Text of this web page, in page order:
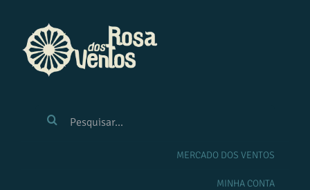
conteúdo
RESULTADOS
MERCADO DOS VENTOS
MINHA CONTA